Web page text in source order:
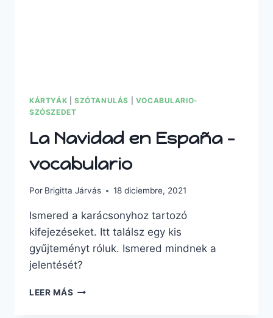
KÁRTYÁK SZÓTANULÁS
VOCABULARIO-
SZÓSZEDET
La Navidad en España –
vocabulario
Por Brigitta Járvás 18 diciembre, 2021
Ismered a karácsonyhoz tartozó
kifejezéseket. Itt találsz egy kis
gyűjteményt róluk. Ismered mindnek a
jelentését?
LEER MÁS LA